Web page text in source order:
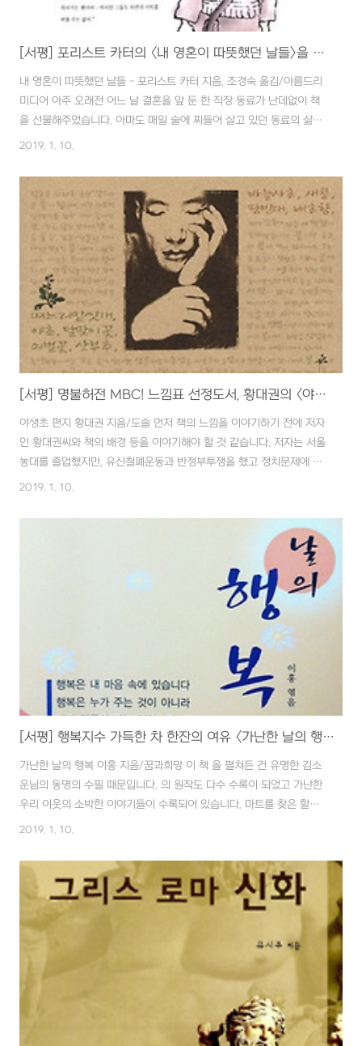
[서평] 포리스트 카터의 <내 영혼이 따뜻했던 날들>을 읽고서...
내 영혼이 따뜻했던 날들 - 포리스트 카터 지음, 조경숙 옮김/아름드리
미디어 아주 오래전 어느 날 결혼을 앞 둔 한 직장 동료가 난데없이 책
을 선물해주었습니다. 아마도 매일 술에 찌들어 살고 있던 동료의 삶이
너무 메말라 있다고 생각해서인듯 합니다. 대학시절도, 직장생활을 하
고 살았습니다. 간혹 명절이나 방학 때 시골 가는 길 무료함을 달래려고
버스터미널에서 충동적으로 구입했던 한 두 권이 다였으니 말이죠 각설
하고, 당시 성의에 대한 보답과 호기심에 몇 번이나 책을 펼쳤으나 채
몇 장을 넘기지 못한고 결국은 책장에 꽂아두었습니다. 책 속 작은 인디
언 아이에게 아주 조금의 흥미도 느끼지 못했습니다. 그때는.... 며칠 전
이 책을 발견..
2019. 1. 10.
[서평] 명불허전 MBC! 느낌표 선정도서, 황대권의 <야생초 편지>를 읽고서
야생초 편지 황대권 지음/도솔 먼저 책의 느낌을 이야기하기 전에 저자
인 황대권씨와 책의 배경 등을 이야기해야 할 것 같습니다. 저자는 서울
농대를 졸업했지만, 유신철폐운동과 반정부투쟁을 했고 정치문제에 관
심을 갖게 됩니다. 미국 유학 중 제3세계 정치학, 혁명론을 공부하다가
무기징역을 선고받고 13년 2개월 동안 황금 같은 청춘을 감옥에서 보
내게 됩니다. 그곳에서 생태학에 관심을 두고 몸소 체험한 이야기를 글
과 그림으로 기록했습니다. 원래 감옥에서는 자기 글을 써서 가지고 있
지를 못해서 편지형식으로 기록해서 밖으로 보낸 글이 책으로 엮인 게
이 책 라고 합니다. 이 책과 더불어 스마트폰으로 틈틈이 읽고 있는 책
2019. 1. 10.
[서평] 행복지수 가득한 차 한잔의 여유 <가난한 날의 행복>
가난한 날의 행복 이홍 지음/꿈과희망 이 책 을 펼쳐든 건 유명한 김소
운님의 동명의 수필 때문입니다. 의 원작도 다수 수록이 되었고 가난한
우리 이웃의 소박한 이야기들이 수록되어 있습니다. 마트를 찾은 할머
니가 가진 돈 전부 2천7백5십 원에 250원이 모자라 머뭇거릴 때 선뜻
뛰어노는 놀이터에서 뚫어져라 쳐다보던 할머니가 뭔가를 주워 주머니
에 넣는 걸 보며 아이가 떨어뜨린 돈으로 착각해서 추궁했더니 유리조
각이었고, '죄송합니다' 는 말을 했지만 '감사합니다' 라는 말을 못해 후
회스럽다는 이야기가 있습니다. 유난히 머리 기르기를 좋아하던 아이에
게 어머니가 머리를 감기며 "너는 머리 냄새가 나는 아이다. 기억하렴.
2019. 1. 10.